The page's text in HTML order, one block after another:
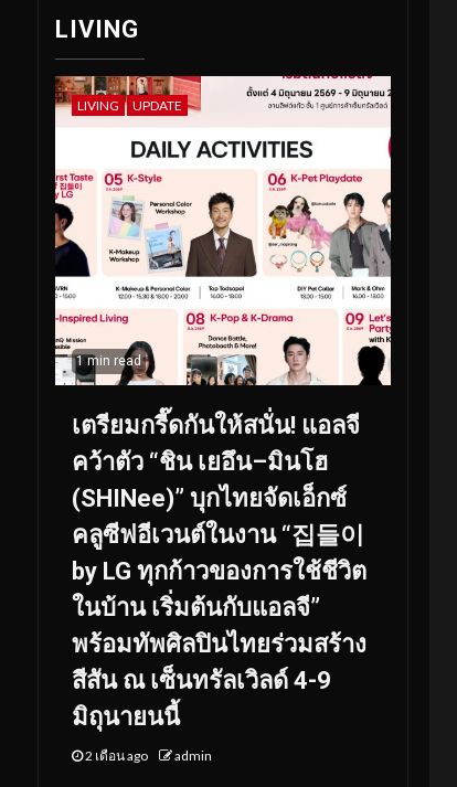
LIVING
LIVING UPDATE
1 min read
เตรียมกรี๊ดกันให้สนั่น! แอลจี
คว้าตัว “ชิน เยอึน–มินโฮ
(SHINee)” บุกไทยจัดเอ็กซ์
คลูซีฟอีเวนต์ในงาน “집들이
by LG ทุกก้าวของการใช้ชีวิต
ในบ้าน เริ่มต้นกับแอลจี”
พร้อมทัพศิลปินไทยร่วมสร้าง
สีสัน ณ เซ็นทรัลเวิลด์ 4-9
มิถุนายนนี้
2 เดือน ago admin